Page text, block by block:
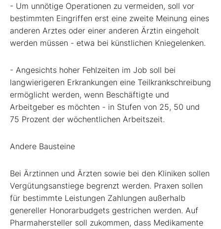
- Um unnötige Operationen zu vermeiden, soll vor
bestimmten Eingriffen erst eine zweite Meinung eines
anderen Arztes oder einer anderen Ärztin eingeholt
werden müssen - etwa bei künstlichen Kniegelenken.
- Angesichts hoher Fehlzeiten im Job soll bei
langwierigeren Erkrankungen eine Teilkrankschreibung
ermöglicht werden, wenn Beschäftigte und
Arbeitgeber es möchten - in Stufen von 25, 50 und
75 Prozent der wöchentlichen Arbeitszeit.
Andere Bausteine
Bei Ärztinnen und Ärzten sowie bei den Kliniken sollen
Vergütungsanstiege begrenzt werden. Praxen sollen
für bestimmte Leistungen Zahlungen außerhalb
genereller Honorarbudgets gestrichen werden. Auf
Pharmahersteller soll zukommen, dass Medikamente